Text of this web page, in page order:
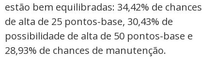
estão bem equilibradas: 34,42% de chances
de alta de 25 pontos-base, 30,43% de
possibilidade de alta de 50 pontos-base e
28,93% de chances de manutenção.